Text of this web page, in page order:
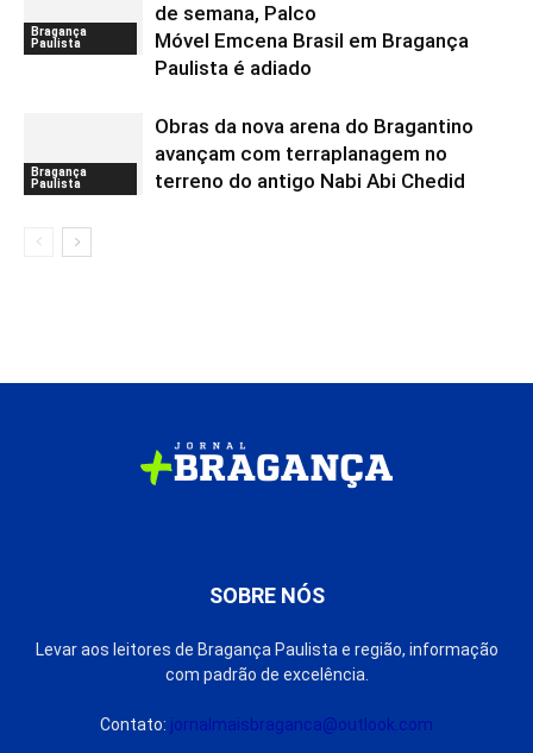
Bragança
Paulista
de semana, Palco
Móvel Emcena Brasil em Bragança
Paulista é adiado
Bragança
Paulista
Obras da nova arena do Bragantino
avançam com terraplanagem no
terreno do antigo Nabi Abi Chedid
SOBRE NÓS
Levar aos leitores de Bragança Paulista e região, informação
com padrão de excelência.
Contato: jornalmaisbraganca@outlook.com